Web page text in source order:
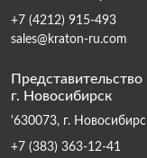
+7 (4212) 915-493
sales@kraton-ru.com
Представительство
г. Новосибирск
'630073, г.
+7 (383) 363-12-41